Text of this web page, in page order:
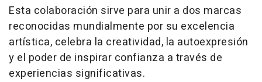
Esta colaboración sirve para unir a dos marcas
reconocidas mundialmente por su excelencia
artística, celebra la creatividad, la autoexpresión
y el poder de inspirar confianza a través de
experiencias significativas.